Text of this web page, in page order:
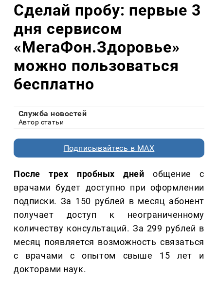
Сделай пробу: первые 3
дня сервисом
«МегаФон.Здоровье»
можно пользоваться
бесплатно
Служба новостей
Автор статьи
Подписывайтесь в MAX
После трех пробных дней общение с
врачами будет доступно при оформлении
подписки. За 150 рублей в месяц абонент
получает доступ к неограниченному
количеству консультаций. За 299 рублей в
месяц появляется возможность связаться
с врачами с опытом свыше 15 лет и
докторами наук.